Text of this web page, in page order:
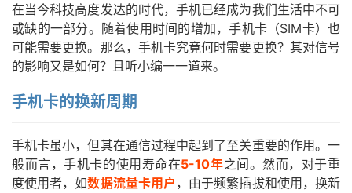
在当今科技高度发达的时代，手机已经成为我们生活中不可
或缺的一部分。随着使用时间的增加，手机卡（SIM卡）也
可能需要更换。那么，手机卡究竟何时需要更换？其对信号
的影响又是如何？且听小编一一道来。
手机卡的换新周期
手机卡虽小，但其在通信过程中起到了至关重要的作用。一
般而言，手机卡的使用寿命在5-10年之间。然而，对于重
度使用者，如数据流量卡用户 ，由于频繁插拔和使用，换新